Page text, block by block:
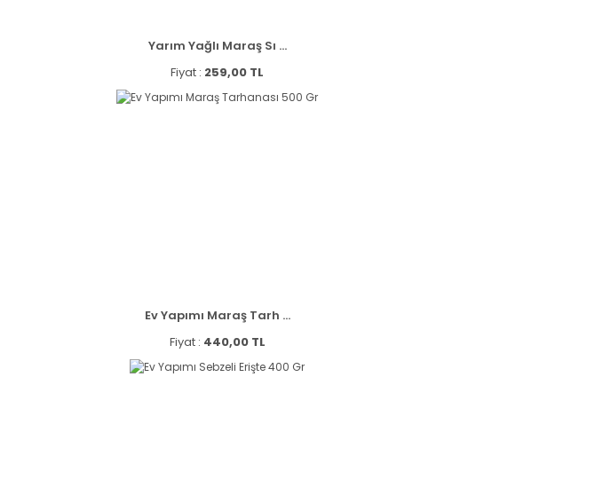
Yarım Yağlı Maraş Sı ...
Fiyat : 259,00 TL
Ev Yapımı Maraş Tarh ...
Fiyat : 440,00 TL